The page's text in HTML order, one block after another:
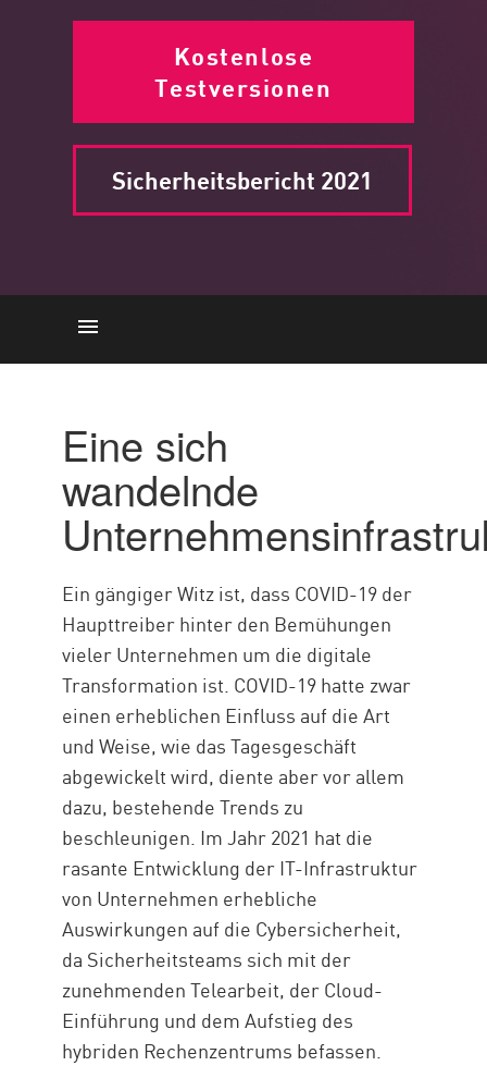
Kostenlose
Testversionen
Sicherheitsbericht 2021
Rechenzentrum
Ransomware
Fernzugriff
Mobile
Die nächste Generation
Lösung
Eine sich
wandelnde
Ein gängiger Witz ist, dass COVID-19 der
Haupttreiber hinter den Bemühungen
vieler Unternehmen um die digitale
Transformation ist. COVID-19 hatte zwar
einen erheblichen Einfluss auf die Art
und Weise, wie das Tagesgeschäft
abgewickelt wird, diente aber vor allem
dazu, bestehende Trends zu
beschleunigen. Im Jahr 2021 hat die
rasante Entwicklung der IT-Infrastruktur
von Unternehmen erhebliche
Auswirkungen auf die Cybersicherheit,
da Sicherheitsteams sich mit der
zunehmenden Telearbeit, der Cloud-
Einführung und dem Aufstieg des
hybriden Rechenzentrums befassen.